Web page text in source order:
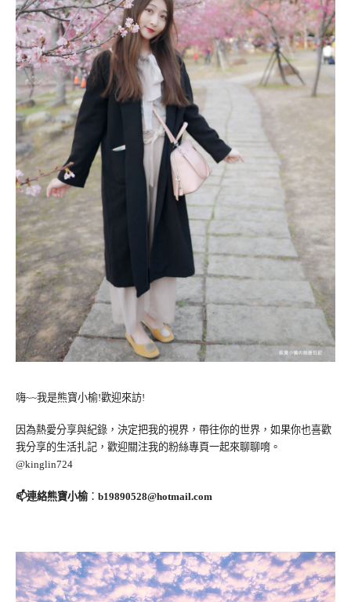
嗨~~我是熊寶小榆!歡迎來訪!
因為熱愛分享與紀錄，決定把我的視界，帶往你的世界，如果你也喜歡
我分享的生活扎記，歡迎關注我的粉絲專頁一起來聊聊唷。
@kinglin724
📫連絡熊寶小榆： b19890528@hotmail.com